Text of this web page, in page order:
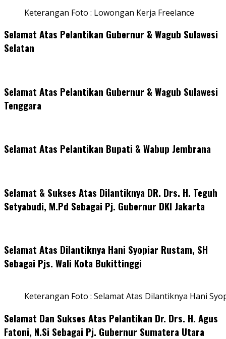
Keterangan Foto : Lowongan Kerja Freelance
Selamat Atas Pelantikan Gubernur & Wagub Sulawesi
Selatan
Selamat Atas Pelantikan Gubernur & Wagub Sulawesi
Tenggara
Selamat Atas Pelantikan Bupati & Wabup Jembrana
Selamat & Sukses Atas Dilantiknya DR. Drs. H. Teguh
Setyabudi, M.Pd Sebagai Pj. Gubernur DKI Jakarta
Selamat Atas Dilantiknya Hani Syopiar Rustam, SH
Sebagai Pjs. Wali Kota Bukittinggi
Keterangan Foto : Selamat Atas Dilantiknya Hani
Selamat Dan Sukses Atas Pelantikan Dr. Drs. H. Agus
Fatoni, N.Si Sebagai Pj. Gubernur Sumatera Utara